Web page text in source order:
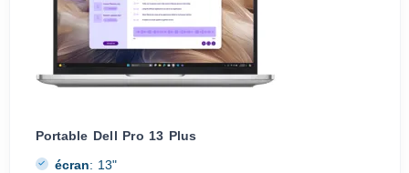
Portable Dell Pro 13 Plus
écran: 13"